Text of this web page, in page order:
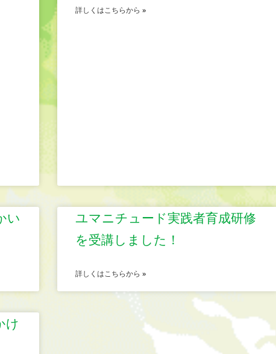
詳しくはこちらから »
い
ユマニチュード実践者育成研修
を受講しました！
詳しくはこちらから »
け